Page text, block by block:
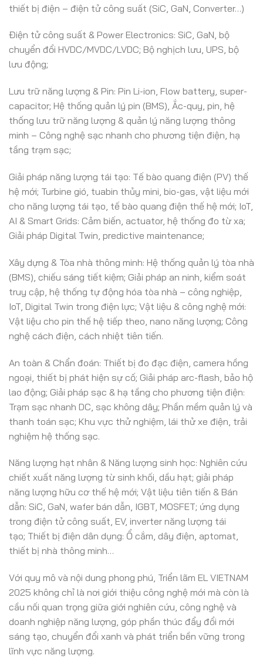
thiết bị điện – điện tử công suất (SiC, GaN, Converter…)
Điện tử công suất & Power Electronics: SiC, GaN, bộ
chuyển đổi HVDC/MVDC/LVDC; Bộ nghịch lưu, UPS, bộ
lưu động;
Lưu trữ năng lượng & Pin: Pin Li-ion, Flow battery, super-
capacitor; Hệ thống quản lý pin (BMS), Ắc-quy, pin, hệ
thống lưu trữ năng lượng & quản lý năng lượng thông
minh – Công nghệ sạc nhanh cho phương tiện điện, hạ
tầng trạm sạc;
Giải pháp năng lượng tái tạo: Tế bào quang điện (PV) thế
hệ mới; Turbine gió, tuabin thủy mini, bio-gas, vật liệu mới
cho năng lượng tái tạo, tế bào quang điện thế hệ mới; IoT,
AI & Smart Grids: Cảm biến, actuator, hệ thống đo từ xa;
Giải pháp Digital Twin, predictive maintenance;
Xây dựng & Tòa nhà thông minh: Hệ thống quản lý tòa nhà
(BMS), chiếu sáng tiết kiệm; Giải pháp an ninh, kiểm soát
truy cập, hệ thống tự động hóa tòa nhà – công nghiệp,
IoT, Digital Twin trong điện lực; Vật liệu & công nghệ mới:
Vật liệu cho pin thế hệ tiếp theo, nano năng lượng; Công
nghệ cách điện, cách nhiệt tiên tiến.
An toàn & Chẩn đoán: Thiết bị đo đạc điện, camera hồng
ngoại, thiết bị phát hiện sự cố; Giải pháp arc-flash, bảo hộ
lao động; Giải pháp sạc & hạ tầng cho phương tiện điện:
Trạm sạc nhanh DC, sạc không dây; Phần mềm quản lý và
thanh toán sạc; Khu vực thử nghiệm, lái thử xe điện, trải
nghiệm hệ thống sạc.
Năng lượng hạt nhân & Năng lượng sinh học: Nghiên cứu
chiết xuất năng lượng từ sinh khối, dầu hạt; giải pháp
năng lượng hữu cơ thế hệ mới; Vật liệu tiên tiến & Bán
dẫn: SiC, GaN, wafer bán dẫn, IGBT, MOSFET; ứng dụng
trong điện tử công suất, EV, inverter năng lượng tái
tạo; Thiết bị điện dân dụng: Ổ cắm, dây điện, aptomat,
thiết bị nhà thông minh…
Với quy mô và nội dung phong phú, Triển lãm EL VIETNAM
2025 không chỉ là nơi giới thiệu công nghệ mới mà còn là
cầu nối quan trọng giữa giới nghiên cứu, công nghệ và
doanh nghiệp năng lượng, góp phần thúc đẩy đổi mới
sáng tạo, chuyển đổi xanh và phát triển bền vững trong
lĩnh vực năng lượng.